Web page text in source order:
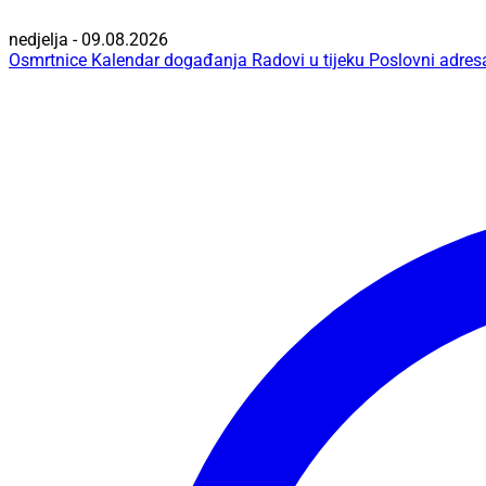
nedjelja - 09.08.2026
Osmrtnice Kalendar događanja Radovi u tijeku Poslovni